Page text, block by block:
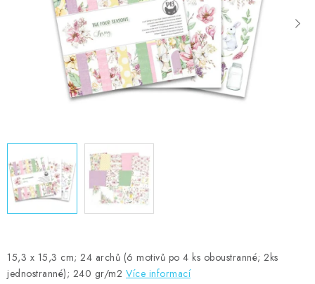
Kontakty Moje objednávka
Oblíbené ♥️
Hodnocení obchodu
Obchodní podmínky
15,3 x 15,3 cm; 24 archů (6 motivů po 4 ks oboustranné; 2ks
jednostranné); 240 gr/m2 Více informací